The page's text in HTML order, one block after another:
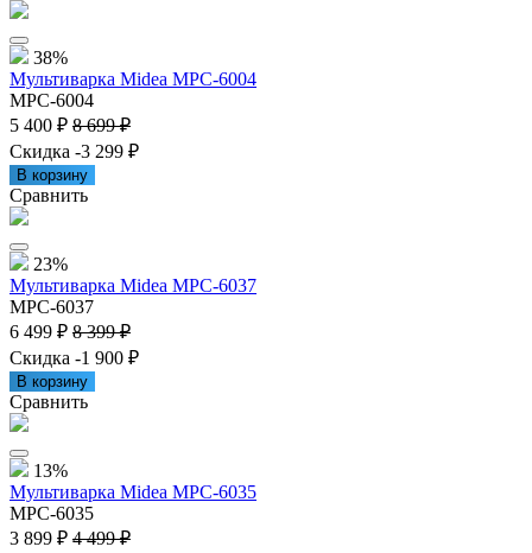
38%
Мультиварка Midea MPC-6004
MPC-6004
5 400 ₽ 8 699 ₽
Скидка -3 299 ₽
В корзину
Сравнить
23%
Мультиварка Midea MPC-6037
MPC-6037
6 499 ₽ 8 399 ₽
Скидка -1 900 ₽
В корзину
Сравнить
13%
Мультиварка Midea MPC-6035
MPC-6035
3 899 ₽ 4 499 ₽